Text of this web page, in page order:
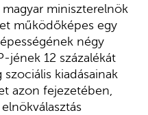
miniszterelnök
működőképes egy
négy
jének 12 százalékát
kiadásainak
azon fejezetében,